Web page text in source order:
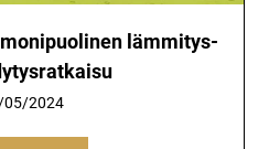
lämmitys-
05/2024